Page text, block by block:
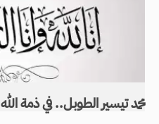
محمد تيسير الطوبل.. في ذمة الله